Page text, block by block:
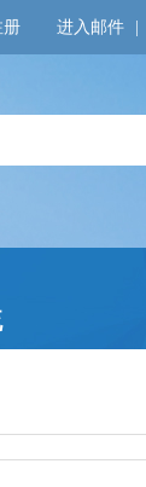
进入邮件
册